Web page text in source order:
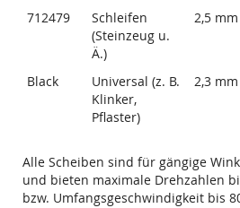
712479
Schleifen
(Steinzeug u.
Ä.)
2,5 mm
Black
Universal (z. B.
Klinker,
Pflaster)
2,3 mm
Alle Scheiben sind für gängige
und bieten maximale Drehzahlen
bzw. Umfangsgeschwindigkeit bis